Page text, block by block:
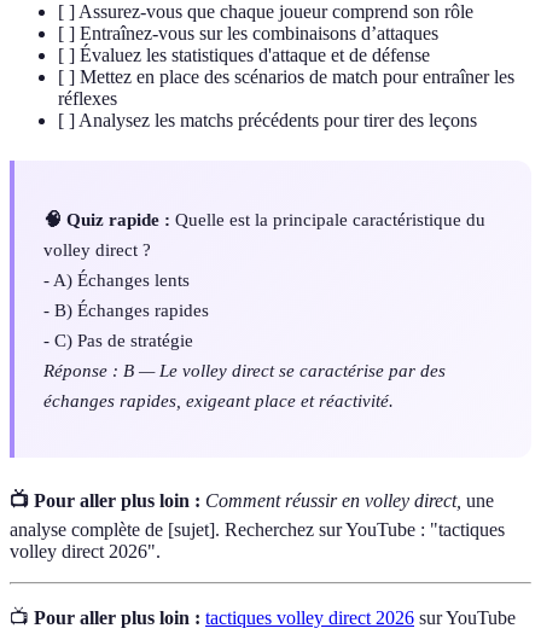
[ ] Assurez-vous que chaque joueur comprend son rôle
[ ] Entraînez-vous sur les combinaisons d’attaques
[ ] Évaluez les statistiques d'attaque et de défense
[ ] Mettez en place des scénarios de match pour entraîner les
réflexes
[ ] Analysez les matchs précédents pour tirer des leçons
🧠 Quiz rapide : Quelle est la principale caractéristique du
volley direct ?
- A) Échanges lents
- B) Échanges rapides
- C) Pas de stratégie
Réponse : B — Le volley direct se caractérise par des
échanges rapides, exigeant place et réactivité.
📺 Pour aller plus loin : Comment réussir en volley direct, une
analyse complète de [sujet]. Recherchez sur YouTube : "tactiques
volley direct 2026".
📺 Pour aller plus loin : tactiques volley direct 2026 sur YouTube